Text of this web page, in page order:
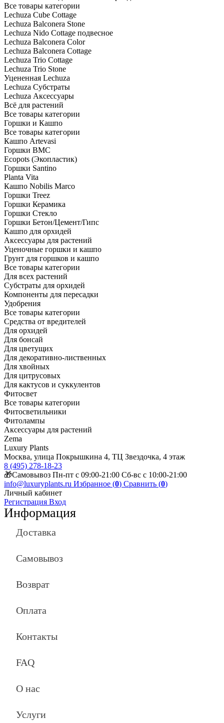
Все товары категории
Lechuza Cube Cottage
Lechuza Balconera Stone
Lechuza Nido Cottage подвесное
Lechuza Balconera Color
Lechuza Balconera Cottage
Lechuza Trio Cottage
Lechuza Trio Stone
Уцененная Lechuza
Lechuza Субстраты
Lechuza Аксессуары
Всё для растений
Все товары категории
Горшки и Кашпо
Все товары категории
Кашпо Artevasi
Горшки BMC
Ecopots (Экопластик)
Горшки Santino
Planta Vita
Кашпо Nobilis Marco
Горшки Treez
Горшки Керамика
Горшки Стекло
Горшки Бетон/Цемент/Гипс
Кашпо для орхидей
Аксессуары для растений
Уценочные горшки и кашпо
Грунт для горшков и кашпо
Все товары категории
Для всех растений
Субстраты для орхидей
Компоненты для пересадки
Удобрения
Все товары категории
Средства от вредителей
Для орхидей
Для бонсай
Для цветущих
Для декоративно-лиственных
Для хвойных
Для цитрусовых
Для кактусов и суккулентов
Фитосвет
Все товары категории
Фитосветильники
Фитолампы
Аксессуары для растений
Zema
Luxury Plants
Москва, улица Покрышкина 4, ТЦ Звездочка, 4 этаж
8 (495) 278-18-23
🎁Самовывоз Пн-пт с 09:00-21:00 Сб-вс с 10:00-21:00
info@luxuryplants.ru Избранное (0) Сравнить (0)
Личный кабинет
Регистрация Вход
Информация
Доставка
Самовывоз
Возврат
Оплата
Контакты
FAQ
О нас
Услуги